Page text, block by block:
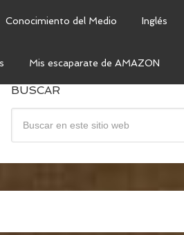
Conocimiento del Medio Inglés
Mis escaparate de AMAZON
BUSCAR